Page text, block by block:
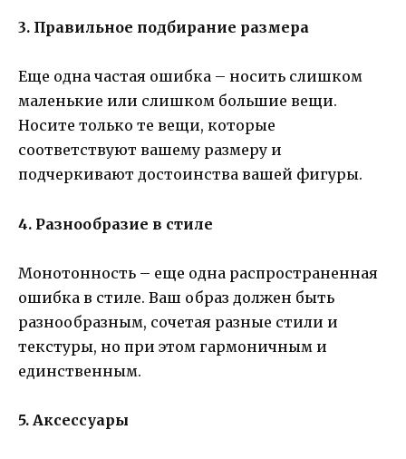
3. Правильное подбирание размера
Еще одна частая ошибка – носить слишком
маленькие или слишком большие вещи.
Носите только те вещи, которые
соответствуют вашему размеру и
подчеркивают достоинства вашей фигуры.
4. Разнообразие в стиле
Монотонность – еще одна распространенная
ошибка в стиле. Ваш образ должен быть
разнообразным, сочетая разные стили и
текстуры, но при этом гармоничным и
единственным.
5. Аксессуары